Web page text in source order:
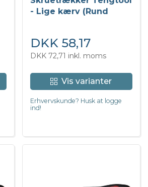
- Lige kærv (Rund
DKK 58,17
DKK 72,71 inkl. moms
Vis varianter
Erhvervskunde? Husk at logge
ind!